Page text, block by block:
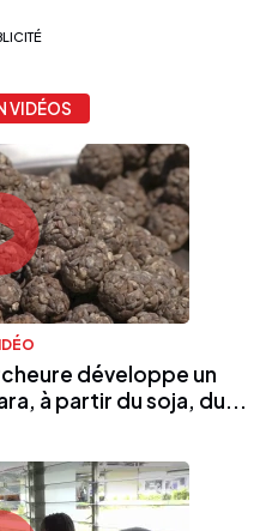
VIDÉOS
développe un
à partir du soja, du...